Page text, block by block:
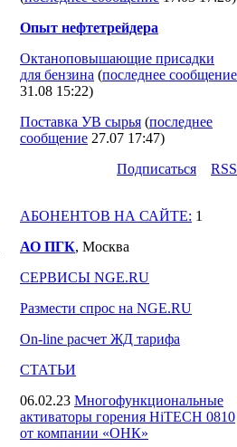
Опыт нефтетрейдера
Октаноповышающие присадки
для бензина (последнее сообщение
31.08 15:22)
Поставка УВ сырья (последнее
сообщение 27.07 17:47)
Подпиcаться
RSS
АБОНЕНТОВ НА САЙТЕ: 1
АО ПГК, Москва
СЕРВИСЫ NGE.RU
Размести спрос на NGE.RU
On-line расчет ЖД тарифа
СТАТЬИ
06.02.23 Многофункциональные
активаторы горения HiTECH 0810
от компании «ОНК»